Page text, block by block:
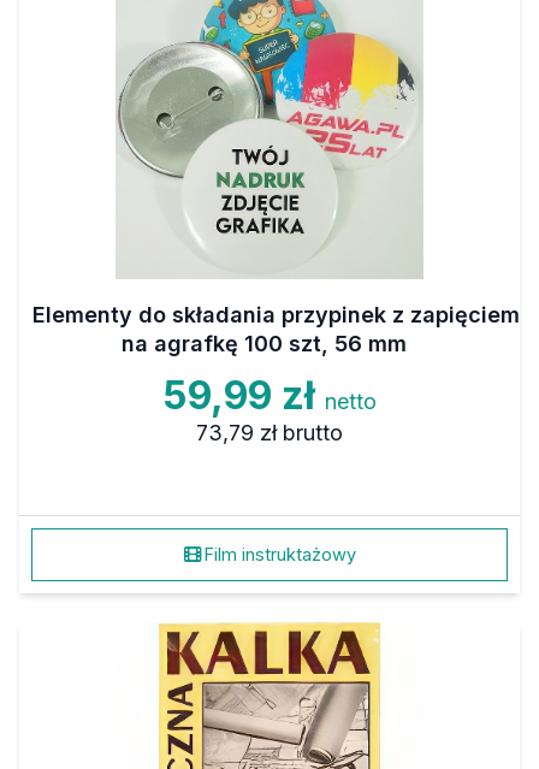
Elementy do składania przypinek z zapięciem
na agrafkę 100 szt, 56 mm
59,99 zł netto
73,79 zł brutto
Film instruktażowy